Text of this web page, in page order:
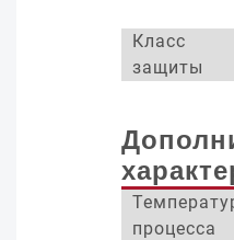
Класс
защиты
процесса